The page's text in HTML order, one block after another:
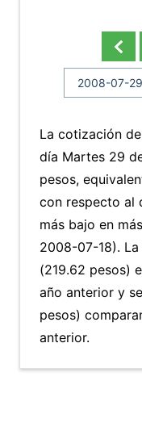
La cotización
día Martes 29
pesos,
con respecto al
más bajo en
2008-07-18). La
(219.62 pesos)
año anterior y
pesos)
anterior.